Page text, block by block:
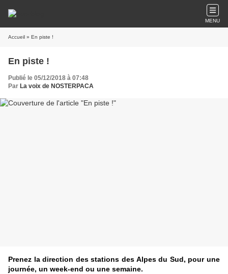
MENU
Accueil » En piste !
En piste !
Publié le 05/12/2018 à 07:48
Par La voix de NOSTERPACA
Prenez la direction des stations des Alpes du Sud, pour une
journée, un week-end ou une semaine.